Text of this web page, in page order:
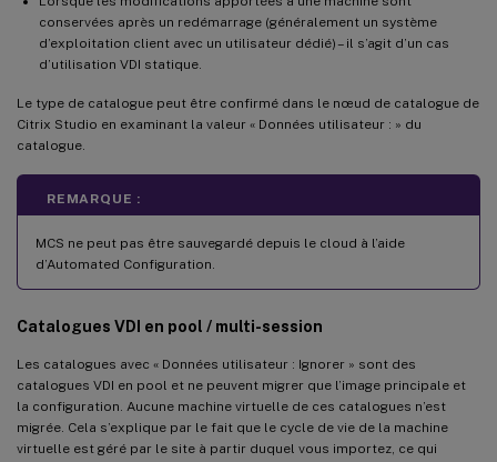
conservées après un redémarrage (généralement un système
d’exploitation client avec un utilisateur dédié) – il s’agit d’un cas
d’utilisation VDI statique.
Le type de catalogue peut être confirmé dans le nœud de catalogue de
Citrix Studio en examinant la valeur « Données utilisateur : » du
catalogue.
REMARQUE :
MCS ne peut pas être sauvegardé depuis le cloud à l’aide
d’Automated Configuration.
Catalogues VDI en pool / multi-session
Les catalogues avec « Données utilisateur : Ignorer » sont des
catalogues VDI en pool et ne peuvent migrer que l’image principale et
la configuration. Aucune machine virtuelle de ces catalogues n’est
migrée. Cela s’explique par le fait que le cycle de vie de la machine
virtuelle est géré par le site à partir duquel vous importez, ce qui